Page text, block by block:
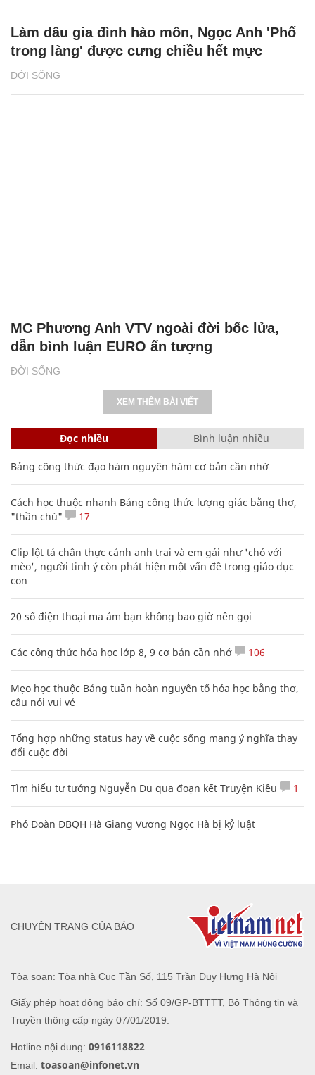
ĐỜI SỐNG
Làm dâu gia đình hào môn, Ngọc Anh 'Phố
trong làng' được cưng chiều hết mực
ĐỜI SỐNG
MC Phương Anh VTV ngoài đời bốc lửa,
dẫn bình luận EURO ấn tượng
XEM THÊM BÀI VIẾT
Đọc nhiều Bình luận nhiều
Bảng công thức đạo hàm nguyên hàm cơ bản cần nhớ
Cách học thuộc nhanh Bảng công thức lượng giác bằng thơ,
"thần chú"
17
Clip lột tả chân thực cảnh anh trai và em gái như 'chó với
mèo', người tinh ý còn phát hiện một vấn đề trong giáo dục
con
20 số điện thoại ma ám bạn không bao giờ nên gọi
Các công thức hóa học lớp 8, 9 cơ bản cần nhớ 106
Mẹo học thuộc Bảng tuần hoàn nguyên tố hóa học bằng thơ,
câu nói vui vẻ
Tổng hợp những status hay về cuộc sống mang ý nghĩa thay
đổi cuộc đời
Tìm hiểu tư tưởng Nguyễn Du qua đoạn kết Truyện Kiều 1
Phó Đoàn ĐBQH Hà Giang Vương Ngọc Hà bị kỷ luật
Tòa soạn: Tòa nhà Cục Tần Số, 115 Trần Duy Hưng Hà Nội
Giấy phép hoạt động báo chí: Số 09/GP-BTTTT, Bộ Thông tin và
Truyền thông cấp ngày 07/01/2019.
Hotline nội dung: 0916118822
Email: toasoan@infonet.vn
CHUYÊN TRANG CỦA BÁO